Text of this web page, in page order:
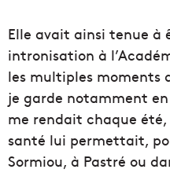
Elle avait ainsi tenue à
intronisation à
les multiples moments
je garde notamment
me rendait chaque
santé lui permettait,
Sormiou, à Pastré ou